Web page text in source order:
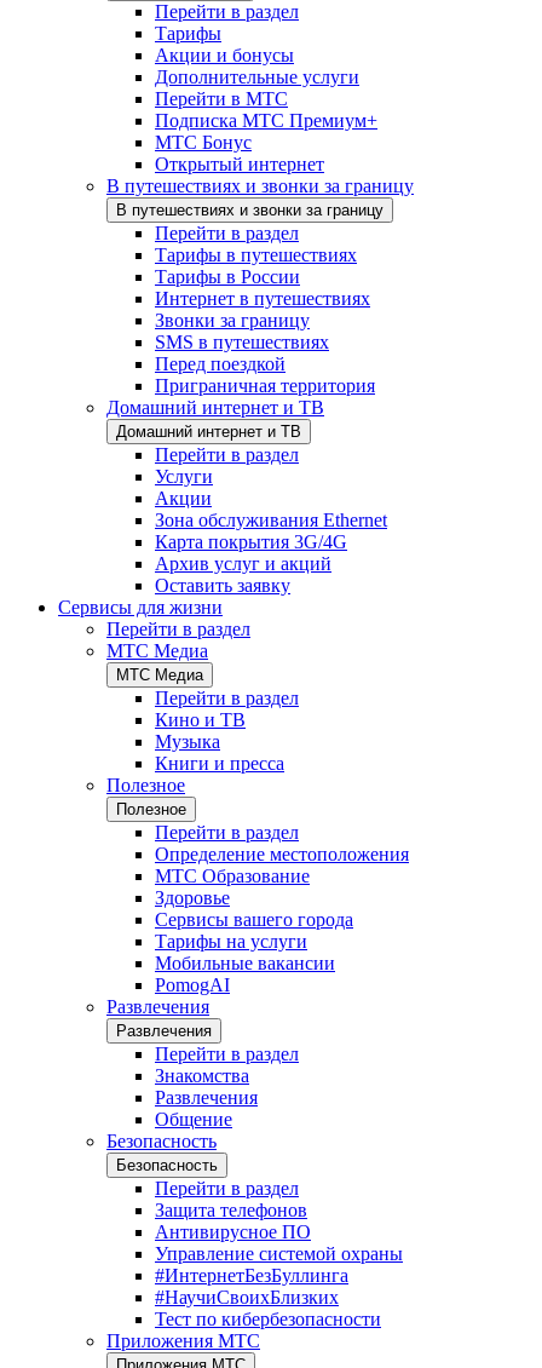
Перейти в раздел
Тарифы
Акции и бонусы
Дополнительные услуги
Перейти в МТС
Подписка МТС Премиум+
МТС Бонус
Открытый интернет
В путешествиях и звонки за границу
В путешествиях и звонки за границу
Перейти в раздел
Тарифы в путешествиях
Тарифы в России
Интернет в путешествиях
Звонки за границу
SMS в путешествиях
Перед поездкой
Приграничная территория
Домашний интернет и ТВ
Домашний интернет и ТВ
Перейти в раздел
Услуги
Акции
Зона обслуживания Ethernet
Карта покрытия 3G/4G
Архив услуг и акций
Оставить заявку
Сервисы для жизни
Перейти в раздел
МТС Медиа
МТС Медиа
Перейти в раздел
Кино и ТВ
Музыка
Книги и пресса
Полезное
Полезное
Перейти в раздел
Определение местоположения
МТС Образование
Здоровье
Сервисы вашего города
Тарифы на услуги
Мобильные вакансии
PomogAI
Развлечения
Развлечения
Перейти в раздел
Знакомства
Развлечения
Общение
Безопасность
Безопасность
Перейти в раздел
Защита телефонов
Антивирусное ПО
Управление системой охраны
#ИнтернетБезБуллинга
#НаучиСвоихБлизких
Тест по кибербезопасности
Приложения МТС